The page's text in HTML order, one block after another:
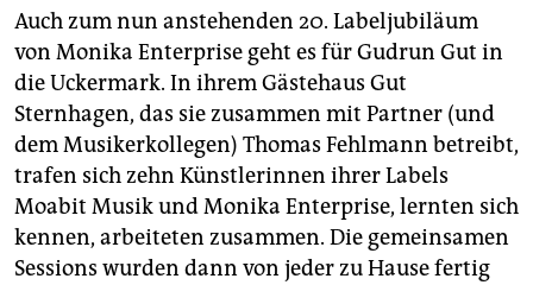
Auch zum nun anstehenden 20. Labeljubiläum
von Monika Enterprise geht es für Gudrun Gut in
die Uckermark. In ihrem Gästehaus Gut
Sternhagen, das sie zusammen mit Partner (und
dem Musikerkollegen) Thomas Fehlmann betreibt,
trafen sich zehn Künstlerinnen ihrer Labels
Moabit Musik und Monika Enterprise, lernten sich
kennen, arbeiteten zusammen. Die gemeinsamen
Sessions wurden dann von jeder zu Hause fertig